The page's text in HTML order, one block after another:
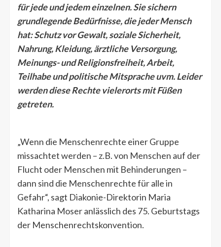
für jede und jedem einzelnen. Sie sichern
grundlegende Bedürfnisse, die jeder Mensch
hat: Schutz vor Gewalt, soziale Sicherheit,
Nahrung, Kleidung, ärztliche Versorgung,
Meinungs- und Religionsfreiheit, Arbeit,
Teilhabe und politische Mitsprache uvm. Leider
werden diese Rechte vielerorts mit Füßen
getreten.
„Wenn die Menschenrechte einer Gruppe
missachtet werden – z.B. von Menschen auf der
Flucht oder Menschen mit Behinderungen –
dann sind die Menschenrechte für alle in
Gefahr“, sagt Diakonie-Direktorin Maria
Katharina Moser anlässlich des 75. Geburtstags
der Menschenrechtskonvention.